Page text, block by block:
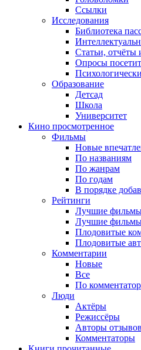
Ссылки
Исследования
Библиотека
Статьи, отчёты
Опросы
Образование
Детсад
Школа
Университет
Кино просмотренное
Фильмы
Новые
По названиям
По жанрам
По годам
В порядке
Рейтинги
Лучшие фильмы
Лучшие
Плодовитые
Плодовитые
Комментарии
Новые
Все
По
Люди
Актёры
Режиссёры
Авторы отзывов
Комментаторы